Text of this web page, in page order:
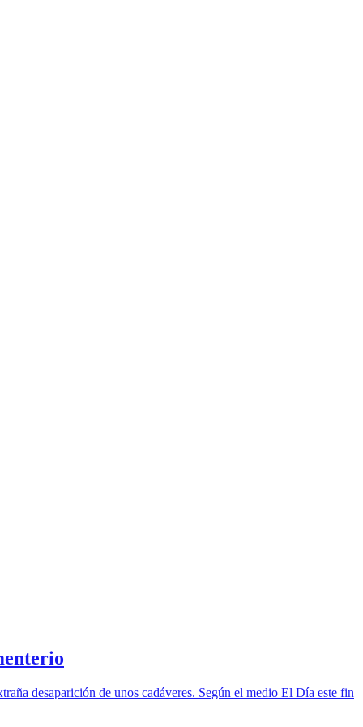
desaparición de unos cadáveres. Según el medio El Día este fin